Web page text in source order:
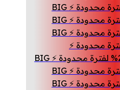
SALE – خصم 25% لفترة محدودة ⚡ BIG
SALE – خصم 25% لفترة محدودة ⚡ BIG
SALE – خصم 25% لفترة محدودة ⚡ BIG
BIG SALE – خصم 25% لفترة محدودة ⚡ BIG
SALE – خصم 25% لفترة محدودة ⚡ BIG
SALE – خصم 25% لفترة محدودة ⚡ BIG